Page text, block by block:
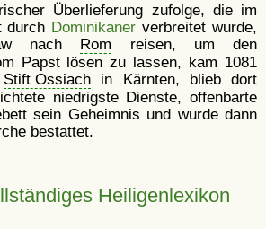
Überlieferung zufolge, die im
durch Dominikaner verbreitet wurde,
nach Rom reisen, um den
Papst lösen zu lassen, kam 1081
Stift Ossiach in Kärnten, blieb dort
niedrigste Dienste, offenbarte
sein Geheimnis und wurde dann
bestattet.
Heiligenlexikon